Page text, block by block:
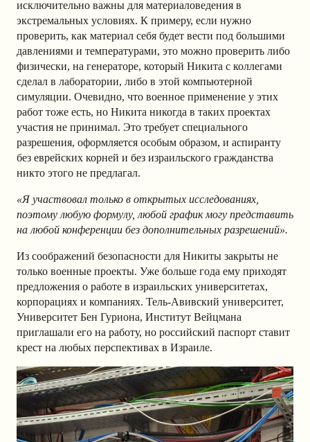
исключительно важны для материаловедения в
экстремальных условиях. К примеру, если нужно
проверить, как материал себя будет вести под большими
давлениями и температурами, это можно проверить либо
физически, на генераторе, который Никита с коллегами
сделал в лаборатории, либо в этой компьютерной
симуляции. Очевидно, что военное применение у этих
работ тоже есть, но Никита никогда в таких проектах
участия не принимал. Это требует специального
разрешения, оформляется особым образом, и аспиранту
без еврейских корней и без израильского гражданства
никто этого не предлагал.
«Я участвовал только в открытых исследованиях,
поэтому любую формулу, любой график могу представить
на любой конференции без дополнительных разрешений».
Из соображений безопасности для Никиты закрыты не
только военные проекты. Уже больше года ему приходят
предложения о работе в израильских университетах,
корпорациях и компаниях. Тель-Авивский университет,
Университет Бен Гуриона, Институт Вейцмана
приглашали его на работу, но российский паспорт ставит
крест на любых перспективах в Израиле.